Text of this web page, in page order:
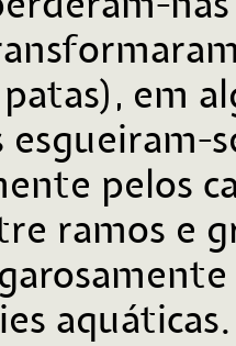
em
esgueiram-
pelos
ramos e
aquáticas.